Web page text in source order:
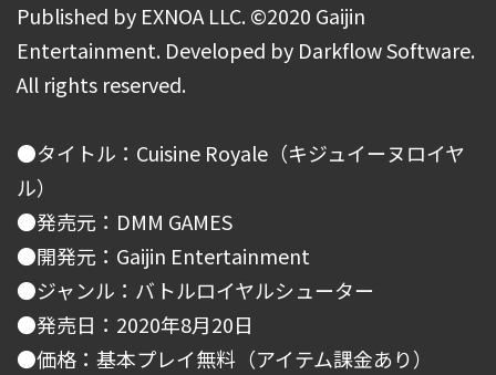
Published by EXNOA LLC. ©2020 Gaijin
Entertainment. Developed by Darkflow Software.
All rights reserved.
●タイトル：Cuisine Royale（キジュイーヌロイヤ
ル）
●発売元：DMM GAMES
●開発元：Gaijin Entertainment
●ジャンル：バトルロイヤルシューター
●発売日：2020年8月20日
●価格：基本プレイ無料（アイテム課金あり）